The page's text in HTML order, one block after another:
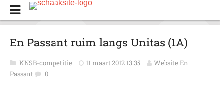
En Passant ruim langs Unitas (1A)
KNSB-competitie 11 maart 2012 13:35
Website En
Passant
0